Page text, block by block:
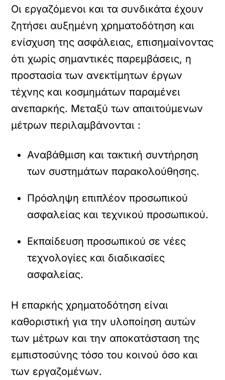
Οι εργαζόμενοι και τα συνδικάτα έχουν
ζητήσει αυξημένη χρηματοδότηση και
ενίσχυση της ασφάλειας, επισημαίνοντας
ότι χωρίς σημαντικές παρεμβάσεις, η
προστασία των ανεκτίμητων έργων
τέχνης και κοσμημάτων παραμένει
ανεπαρκής. Μεταξύ των απαιτούμενων
μέτρων περιλαμβάνονται :
Αναβάθμιση και τακτική συντήρηση
των συστημάτων παρακολούθησης.
Πρόσληψη επιπλέον προσωπικού
ασφαλείας και τεχνικού προσωπικού.
Εκπαίδευση προσωπικού σε νέες
τεχνολογίες και διαδικασίες
ασφαλείας.
Η επαρκής χρηματοδότηση είναι
καθοριστική για την υλοποίηση αυτών
των μέτρων και την αποκατάσταση της
εμπιστοσύνης τόσο του κοινού όσο και
των εργαζομένων.